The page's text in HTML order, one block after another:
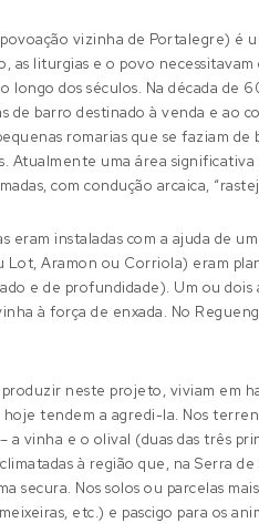
vizinha de Portalegre) é
as liturgias e o povo
dos séculos. Na década de
de barro destinado à venda e ao
romarias que se faziam
Atualmente uma área
com condução arcaica,
eram instaladas com a ajuda de
Lot, Aramon ou Corriola) eram
e de profundidade). Um ou
à força de enxada. No
neste projeto, viviam em
tendem a agredi-la. Nos
a vinha e o olival (duas das três
à região que, na Serra
secura. Nos solos ou parcelas
etc.) e pascigo para os